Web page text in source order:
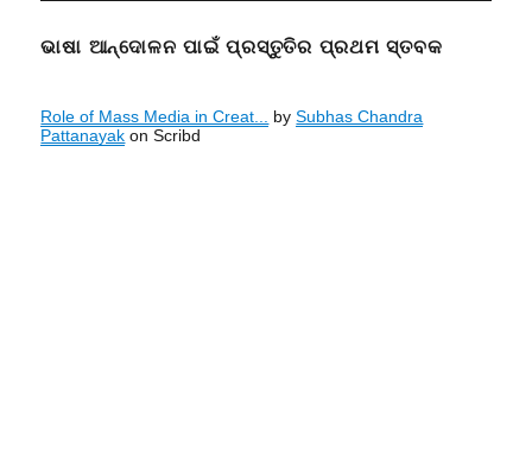
ଭାଷା ଆନ୍ଦୋଳନ ପାଇଁ ପ୍ରସ୍ତୁତିର ପ୍ରଥମ ସ୍ତବକ
Role of Mass Media in Creat... bySubhas Chandra
Pattanayak on Scribd